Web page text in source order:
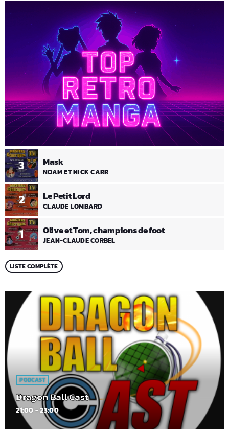
1 Olive et Tom, champions de foot
JEAN-CLAUDE CORBEL
2 Le Petit Lord
CLAUDE LOMBARD
3 Mask
NOAM ET NICK CARR
LISTE COMPLÈTE
PODCAST
Dragon Ball Cast
21:00 - 23:00